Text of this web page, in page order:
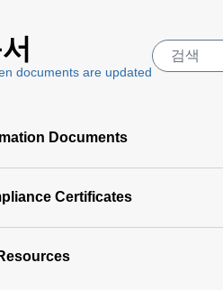
documents are updated
Documents
Certificates